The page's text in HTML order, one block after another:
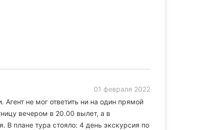
01 февраля 2022
Агент не мог ответить ни на один прямой
вечером в 20.00 вылет, а в
В плане тура стояло: 4 день экскурсия по